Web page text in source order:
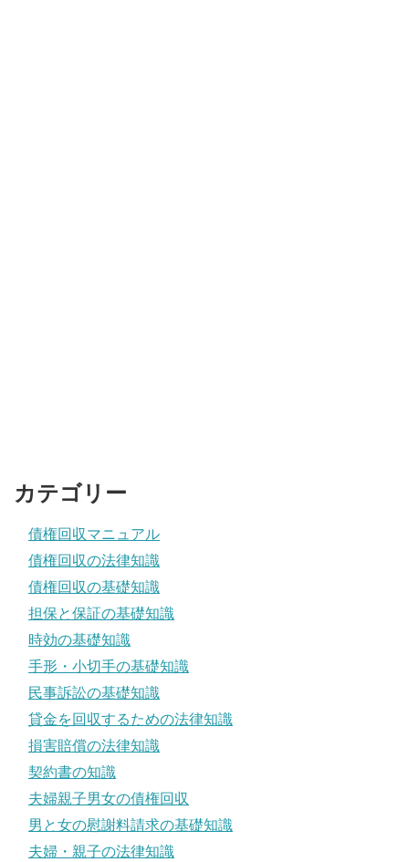
カテゴリー
債権回収マニュアル
債権回収の法律知識
債権回収の基礎知識
担保と保証の基礎知識
時効の基礎知識
手形・小切手の基礎知識
民事訴訟の基礎知識
貸金を回収するための法律知識
損害賠償の法律知識
契約書の知識
夫婦親子男女の債権回収
男と女の慰謝料請求の基礎知識
夫婦・親子の法律知識